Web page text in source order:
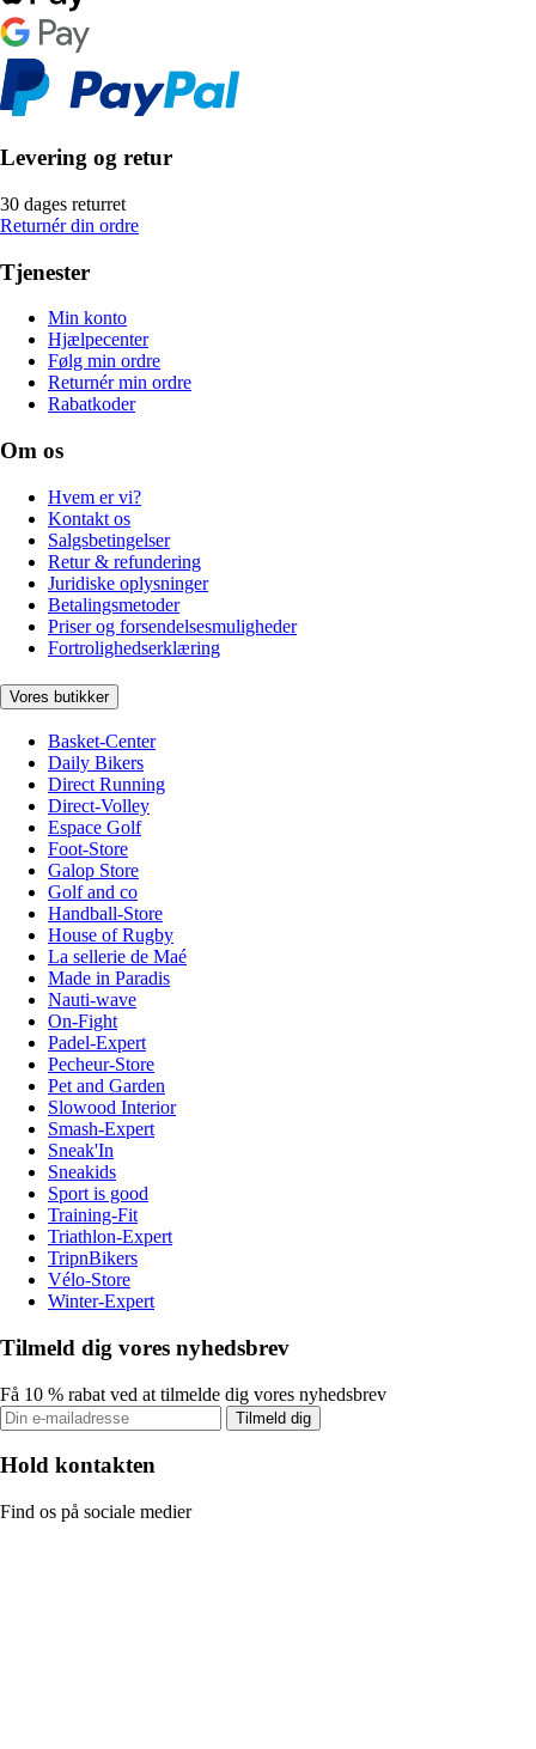
Levering og retur
30 dages returret
Returnér din ordre
Tjenester
Min konto
Hjælpecenter
Følg min ordre
Returnér min ordre
Rabatkoder
Om os
Hvem er vi?
Kontakt os
Salgsbetingelser
Retur & refundering
Juridiske oplysninger
Betalingsmetoder
Priser og forsendelsesmuligheder
Fortrolighedserklæring
Vores butikker
Basket-Center
Daily Bikers
Direct Running
Direct-Volley
Espace Golf
Foot-Store
Galop Store
Golf and co
Handball-Store
House of Rugby
La sellerie de Maé
Made in Paradis
Nauti-wave
On-Fight
Padel-Expert
Pecheur-Store
Pet and Garden
Slowood Interior
Smash-Expert
Sneak'In
Sneakids
Sport is good
Training-Fit
Triathlon-Expert
TripnBikers
Vélo-Store
Winter-Expert
Tilmeld dig vores nyhedsbrev
Få 10 % rabat ved at tilmelde dig vores nyhedsbrev
Tilmeld dig
Hold kontakten
Find os på sociale medier